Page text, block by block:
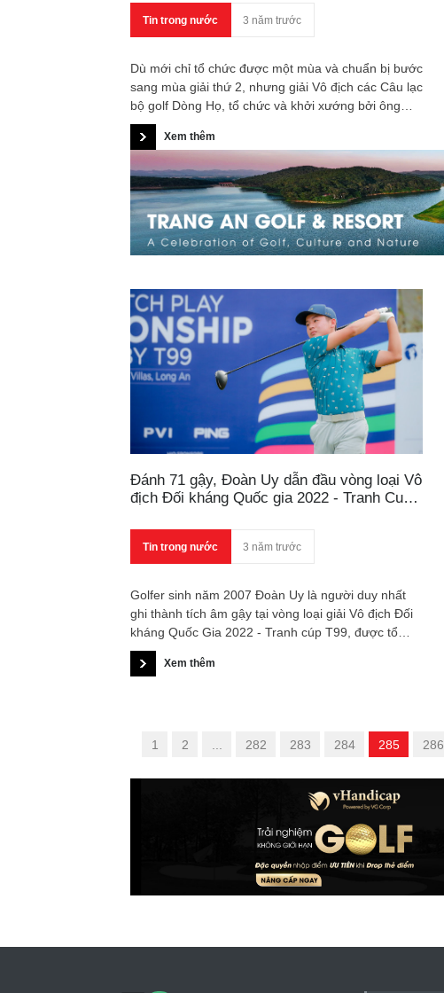
Tin trong nước 3 năm trước
Dù mới chỉ tổ chức được một mùa và chuẩn bị bước
sang mùa giải thứ 2, nhưng giải Vô địch các Câu lạc
bộ golf Dòng Họ, tổ chức và khởi xướng bởi ông
Nguyễn Hồng Vinh đã để lại rất nhiều ấn tượng
trong cộng đồng golf Việt Nam.
Xem thêm
Đánh 71 gậy, Đoàn Uy dẫn đầu vòng loại Vô
địch Đối kháng Quốc gia 2022 - Tranh Cup
Tin trong nước 3 năm trước
Golfer sinh năm 2007 Đoàn Uy là người duy nhất
ghi thành tích âm gậy tại vòng loại giải Vô địch Đối
kháng Quốc Gia 2022 - Tranh cúp T99, được tổ
chức tại sân West Lake Golf & Villas, Long An.
Xem thêm
1 2 ... 282 283 284 285 286